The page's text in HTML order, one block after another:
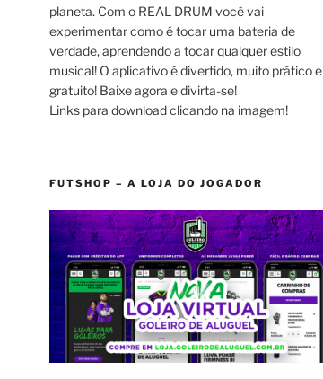
planeta. Com o REAL DRUM você vai
experimentar como é tocar uma bateria de
verdade, aprendendo a tocar qualquer estilo
musical! O aplicativo é divertido, muito prático e
gratuito! Baixe agora e divirta-se!
Links para download clicando na imagem!
FUTSHOP – A LOJA DO JOGADOR